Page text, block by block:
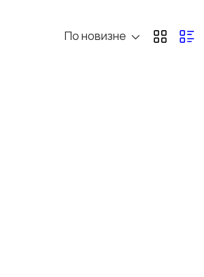
По новизне